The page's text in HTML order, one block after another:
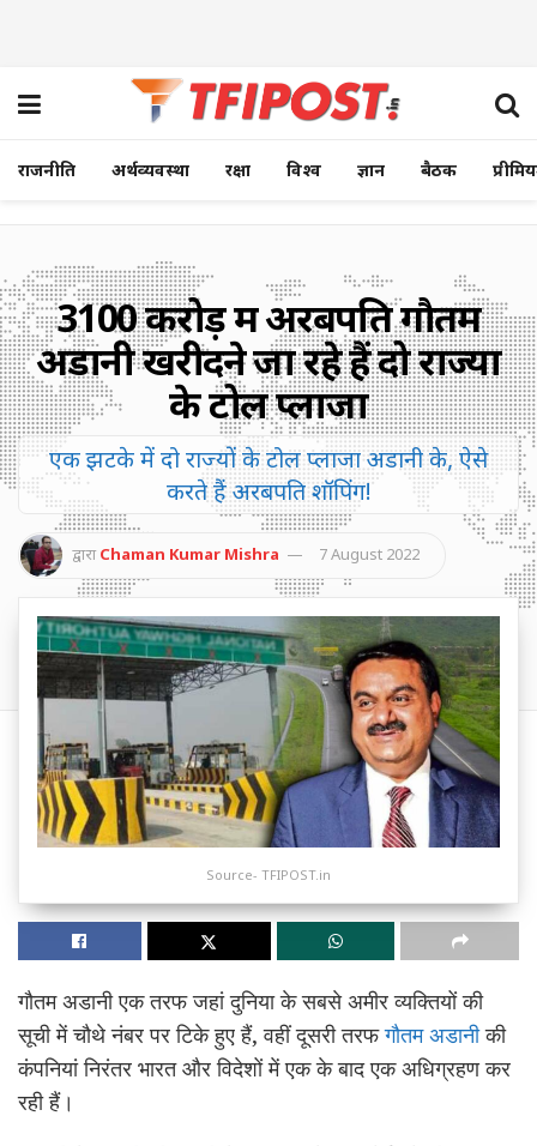
राजनीति अर्थव्यवस्था रक्षा विश्व ज्ञान बैठक
3100 करोड़ में अरबपति गौतम
अडानी खरीदने जा रहे हैं दो राज्यों
के टोल प्लाजा
एक झटके में दो राज्यों के टोल प्लाजा अडानी के, ऐसे
करते हैं अरबपति शॉपिंग!
द्वारा Chaman Kumar Mishra 7 August 2022
Source- TFIPOST.in
गौतम अडानी एक तरफ जहां दुनिया के सबसे अमीर व्यक्तियों की
सूची में चौथे नंबर पर टिके हुए हैं, वहीं दूसरी तरफगौतम अडानीकी
कंपनियां निरंतर भारत और विदेशों में एक के बाद एक अधिग्रहण कर
रही हैं।